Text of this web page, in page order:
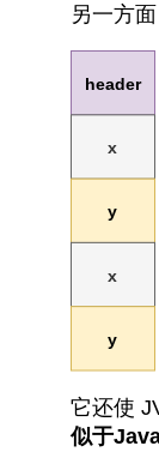
另一方
它还使
似于